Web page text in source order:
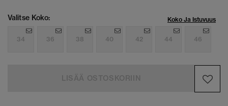
Valitse Koko: Koko Ja Istuvuus
34 36 38 40 42 44 46